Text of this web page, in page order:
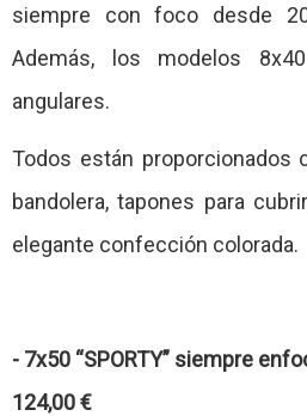
siempre con foco desde
Además, los modelos
angulares.
Todos están proporcionados
bandolera, tapones para
elegante confección colorada.
- 7x50 “SPORTY” siempre
124,00 €